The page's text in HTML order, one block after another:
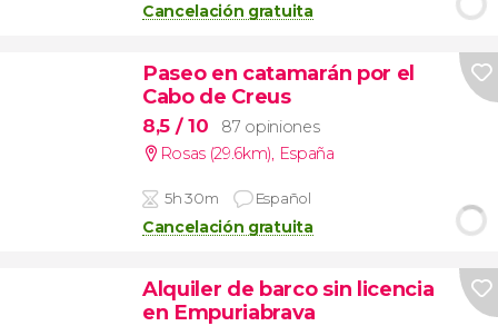
Cancelación gratuita
Paseo en catamarán por el
Cabo de Creus
8,5 / 10
87 opiniones
Rosas (29.6km), España
5h 30m Español
Cancelación gratuita
Alquiler de barco sin licencia
en Empuriabrava